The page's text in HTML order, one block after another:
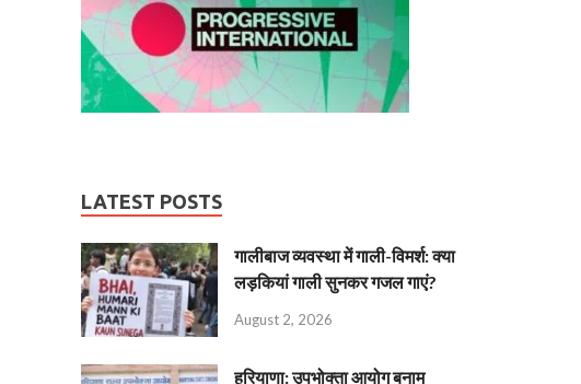
LATEST POSTS
गालीबाज व्‍यवस्‍था में गाली-विमर्श: क्या
लड़कियां गाली सुनकर गजल गाएं?
August 2, 2026
हरियाणा: उपभोक्ता आयोग बनाम